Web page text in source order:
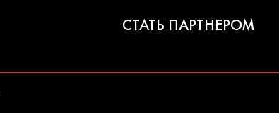
СТАТЬ ПАРТНЕРОМ